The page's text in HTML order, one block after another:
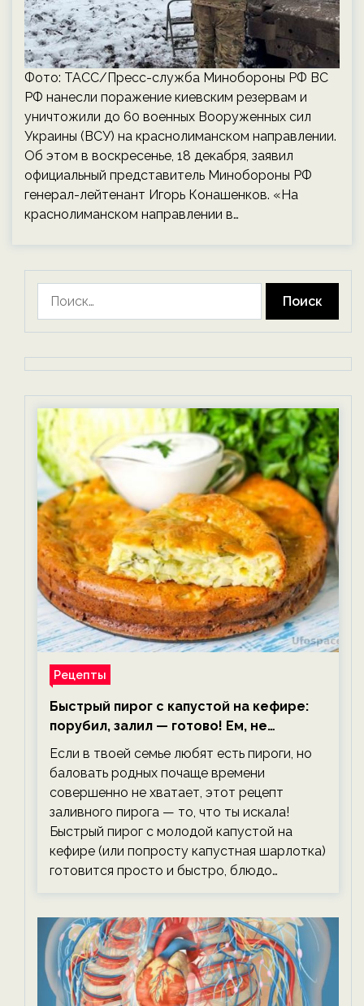
Фото: ТАСС/Пресс-служба Минобороны РФ ВС
РФ нанесли поражение киевским резервам и
уничтожили до 60 военных Вооруженных сил
Украины (ВСУ) на краснолиманском направлении.
Об этом в воскресенье, 18 декабря, заявил
официальный представитель Минобороны РФ
генерал-лейтенант Игорь Конашенков. «На
краснолиманском направлении в…
Рецепты
Быстрый пирог с капустой на кефире:
порубил, залил — готово! Ем, не
тревожась о фигуре!
Если в твоей семье любят есть пироги, но
баловать родных почаще времени
совершенно не хватает, этот рецепт
заливного пирога — то, что ты искала!
Быстрый пирог с молодой капустой на
кефире (или попросту капустная шарлотка)
готовится просто и быстро, блюдо…